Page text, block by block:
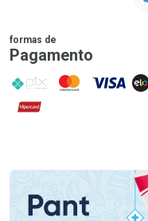
formas de
Pagamento
PIX MasterCard
VISA
Hipercard
Promoção em